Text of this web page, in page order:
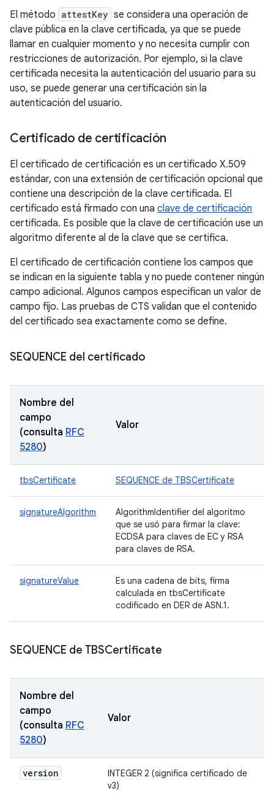
El método attestKey se considera una operación de
clave pública en la clave certificada, ya que se puede
llamar en cualquier momento y no necesita cumplir con
restricciones de autorización. Por ejemplo, si la clave
certificada necesita la autenticación del usuario para su
uso, se puede generar una certificación sin la
autenticación del usuario.
Certificado de certificación
El certificado de certificación es un certificado X.509
estándar, con una extensión de certificación opcional que
contiene una descripción de la clave certificada. El
certificado está firmado con una clave de certificación
certificada. Es posible que la clave de certificación use un
algoritmo diferente al de la clave que se certifica.
El certificado de certificación contiene los campos que
se indican en la siguiente tabla y no puede contener ningún
campo adicional. Algunos campos especifican un valor de
campo fijo. Las pruebas de CTS validan que el contenido
del certificado sea exactamente como se define.
SEQUENCE del certificado
Nombre del
campo
(consulta RFC
5280)
Valor
tbsCertificate SEQUENCE de TBSCertificate
signatureAlgorithm
AlgorithmIdentifier del algoritmo
que se usó para firmar la clave:
ECDSA para claves de EC y RSA
para claves de RSA.
signatureValue
Es una cadena de bits, firma
calculada en tbsCertificate
codificado en DER de ASN.1.
SEQUENCE de TBSCertificate
Nombre del
campo
(consulta RFC
5280)
Valor
version
INTEGER 2 (significa certificado de
v3)